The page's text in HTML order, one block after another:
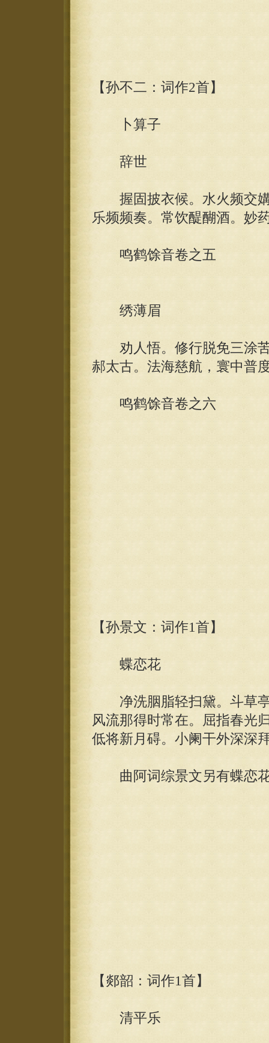
【孙不二：词作2首】
卜算子
辞世
握固披衣候。水火频交媾
乐频频奏。常饮醍醐酒。妙
鸣鹤馀音卷之五
绣薄眉
劝人悟。修行脱免三涂苦
郝太古。法海慈航，寰中普
鸣鹤馀音卷之六
【孙景文：词作1首】
蝶恋花
净洗胭脂轻扫黛。斗草亭
风流那得时常在。屈指春光
低将新月碍。小阑干外深深
曲阿词综景文另有蝶恋花
【郯韶：词作1首】
清平乐